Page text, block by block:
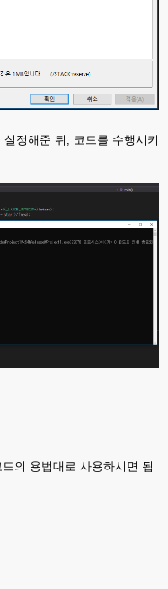
정해준 뒤, 코드를 수행시키
의 용법대로 사용하시면 됩